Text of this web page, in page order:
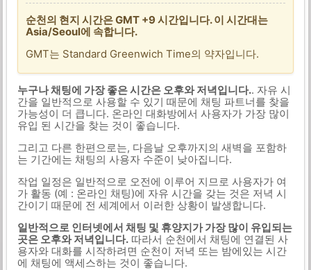
순천의 현지 시간은 GMT +9 시간입니다. 이 시간대는
Asia/Seoul에 속합니다.
GMT는 Standard Greenwich Time의 약자입니다.
누구나 채팅에 가장 좋은 시간은 오후와 저녁입니다.. 자유 시
간을 일반적으로 사용할 수 있기 때문에 채팅 파트너를 찾을
가능성이 더 큽니다. 온라인 대화방에서 사용자가 가장 많이
유입 된 시간을 찾는 것이 좋습니다.
그리고 다른 한편으로는, 다음날 오후까지의 새벽을 포함하
는 기간에는 채팅의 사용자 수준이 낮아집니다.
작업 일정은 일반적으로 오전에 이루어 지므로 사용자가 여
가 활동 (예 : 온라인 채팅)에 자유 시간을 갖는 것은 저녁 시
간이기 때문에 전 세계에서 이러한 상황이 발생합니다.
일반적으로 인터넷에서 채팅 및 휴양지가 가장 많이 유입되는
곳은 오후와 저녁입니다.따라서 순천에서 채팅에 연결된 사
용자와 대화를 시작하려면 순천이 저녁 또는 밤에있는 시간
에 채팅에 액세스하는 것이 좋습니다.